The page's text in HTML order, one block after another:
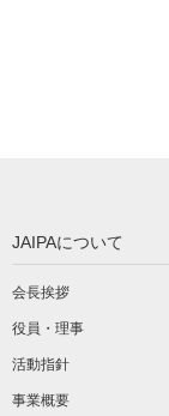
JAIPAについて
会長挨拶
役員・理事
活動指針
事業概要